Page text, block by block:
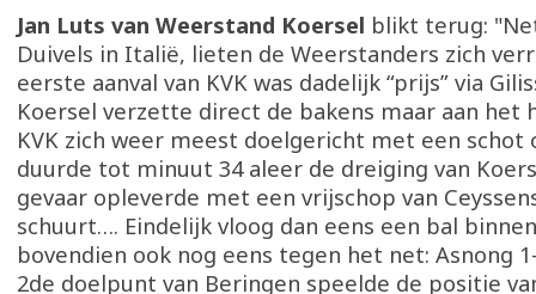
Jan Luts van Weerstand Koersel blikt terug:
Duivels in Italië, lieten de Weerstanders zich
eerste aanval van KVK was dadelijk “prijs” via
Koersel verzette direct de bakens maar aan het
KVK zich weer meest doelgericht met een schot
duurde tot minuut 34 aleer de dreiging van
gevaar opleverde met een vrijschop van
schuurt…. Eindelijk vloog dan eens een bal
bovendien ook nog eens tegen het net: Asnong 1-
2de doelpunt van Beringen speelde de positie